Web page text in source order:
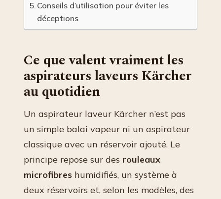
Conseils d’utilisation pour éviter les
déceptions
Ce que valent vraiment les
aspirateurs laveurs Kärcher
au quotidien
Un aspirateur laveur Kärcher n’est pas
un simple balai vapeur ni un aspirateur
classique avec un réservoir ajouté. Le
principe repose sur des rouleaux
microfibres humidifiés, un système à
deux réservoirs et, selon les modèles, des